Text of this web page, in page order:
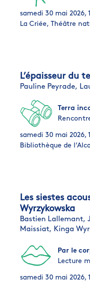
samedi 30 mai 2026,
La Criée, Théâtre
L’épaisseur du
Pauline Peyrade,
Terra
samedi 30 mai 2026,
Bibliothèque de
Les siestes
Wyrzykowska
Bastien Lallemant,
Maissiat, Kinga
Par le
Lecture
samedi 30 mai 2026,